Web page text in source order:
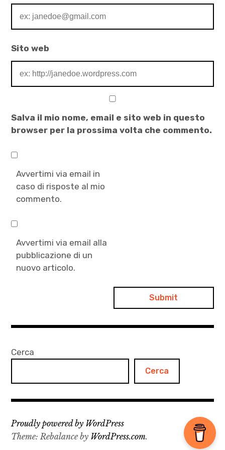
Sito web
Salva il mio nome, email e sito web in questo
browser per la prossima volta che commento.
Avvertimi via email in
caso di risposte al mio
commento.
Avvertimi via email alla
pubblicazione di un
nuovo articolo.
Cerca
Cerca
Proudly powered by WordPress
Theme: Rebalance by WordPress.com.